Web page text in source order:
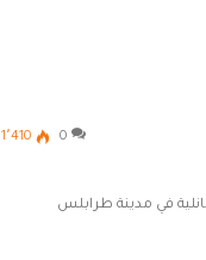
0 1٬410
في مدينة طرابلس